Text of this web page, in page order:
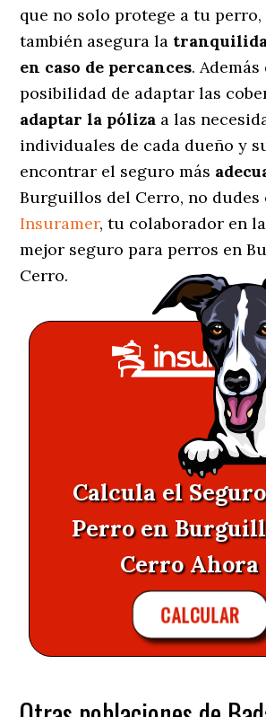
que no solo protege a tu perro,
también asegura la
en caso de percances. Además
posibilidad de adaptar las
adaptar la póliza a las
individuales de cada dueño y
encontrar el seguro más
Burguillos del Cerro, no dudes
Insuramer, tu colaborador en
mejor seguro para perros en
Cerro.
Calcula el
Perro en
Cerro Ahora
CALCULAR